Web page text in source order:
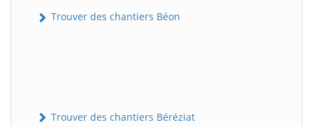
Trouver des chantiers Béon
Trouver des chantiers Béréziat